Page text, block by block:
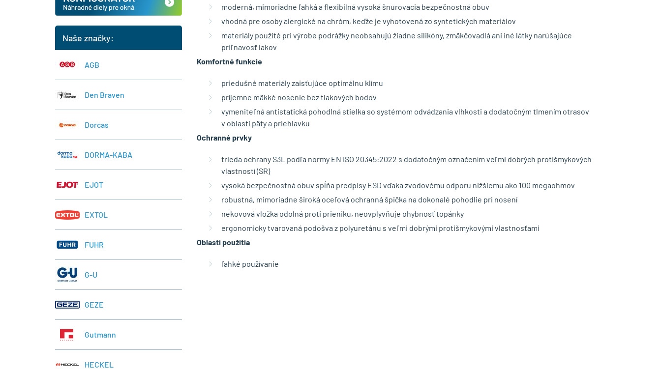
moderná, mimoriadne ľahká a flexibilná vysoká šnurovacia bezpečnostná obuv
vhodná pre osoby alergické na chróm, keďže je vyhotovená zo syntetických materiálov
materiály použité pri výrobe podrážky neobsahujú žiadne silikóny, zmäkčovadlá ani iné látky narúšajúce
priľnavosť lakov
Komfortné funkcie
priedušné materiály zaisťujúce optimálnu klímu
príjemne mäkké nosenie bez tlakových bodov
vymeniteľná antistatická pohodlná stielka so systémom odvádzania vlhkosti a dodatočným tlmením otrasov
v oblasti päty a priehlavku
Ochranné prvky
trieda ochrany S3L podľa normy EN ISO 20345:2022 s dodatočným označením veľmi dobrých protišmykových
vlastností (SR)
vysoká bezpečnostná obuv spĺňa predpisy ESD vďaka zvodovému odporu nižšiemu ako 100 megaohmov
robustná, mimoriadne široká oceľová ochranná špička na dokonalé pohodlie pri nosení
nekovová vložka odolná proti prieniku, neovplyvňuje ohybnosť topánky
ergonomicky tvarovaná podošva z polyuretánu s veľmi dobrými protišmykovými vlastnosťami
Oblasti použitia
ľahké používanie
Naše značky:
AGB
Den Braven
Dorcas
DORMA-KABA
EJOT
EXTOL
FUHR
G-U
GEZE
Gutmann
HECKEL